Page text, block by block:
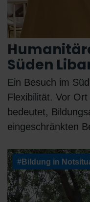
Süden
Ein Besuch im
Flexibilität. Vor
bedeutet,
eingeschränkten
#Bildung in